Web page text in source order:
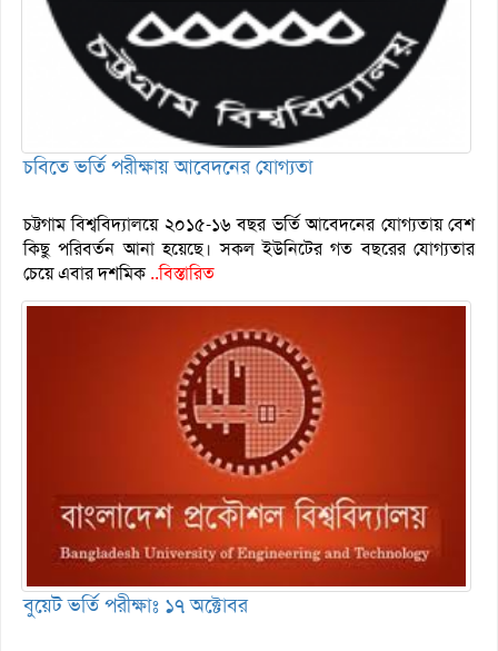
চবিতে ভর্তি পরীক্ষায় আবেদনের যোগ্যতা
চট্টগাম বিশ্ববিদ্যালয়ে ২০১৫-১৬ বছর ভর্তি আবেদনের যোগ্যতায় বেশ
কিছু পরিবর্তন আনা হয়েছে। সকল ইউনিটের গত বছরের যোগ্যতার
চেয়ে এবার দশমিক..বিস্তারিত
বুয়েট ভর্তি পরীক্ষাঃ ১৭ অক্টোবর